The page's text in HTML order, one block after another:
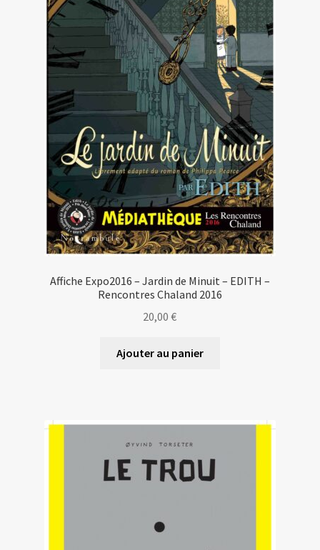
Affiche Expo2016 – Jardin de Minuit – EDITH –
Rencontres Chaland 2016
20,00€
Ajouter au panier